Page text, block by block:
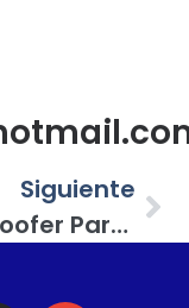
Siguiente
¡Subwoofer Para Un SPL Extremo! Se Trata Del Modelo E-SW15BP De Eleven Audio